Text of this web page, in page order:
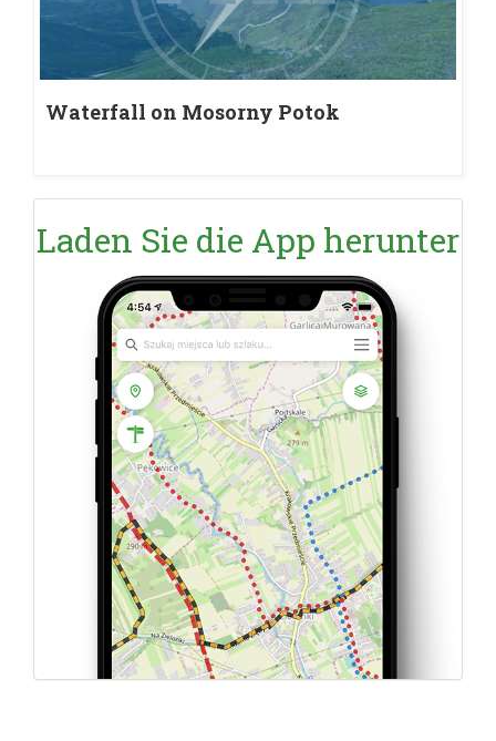
Waterfall on Mosorny Potok
Laden Sie die App herunter